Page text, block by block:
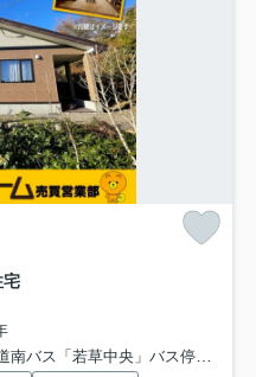
南バス「若草中央」バス停下車 徒歩4分